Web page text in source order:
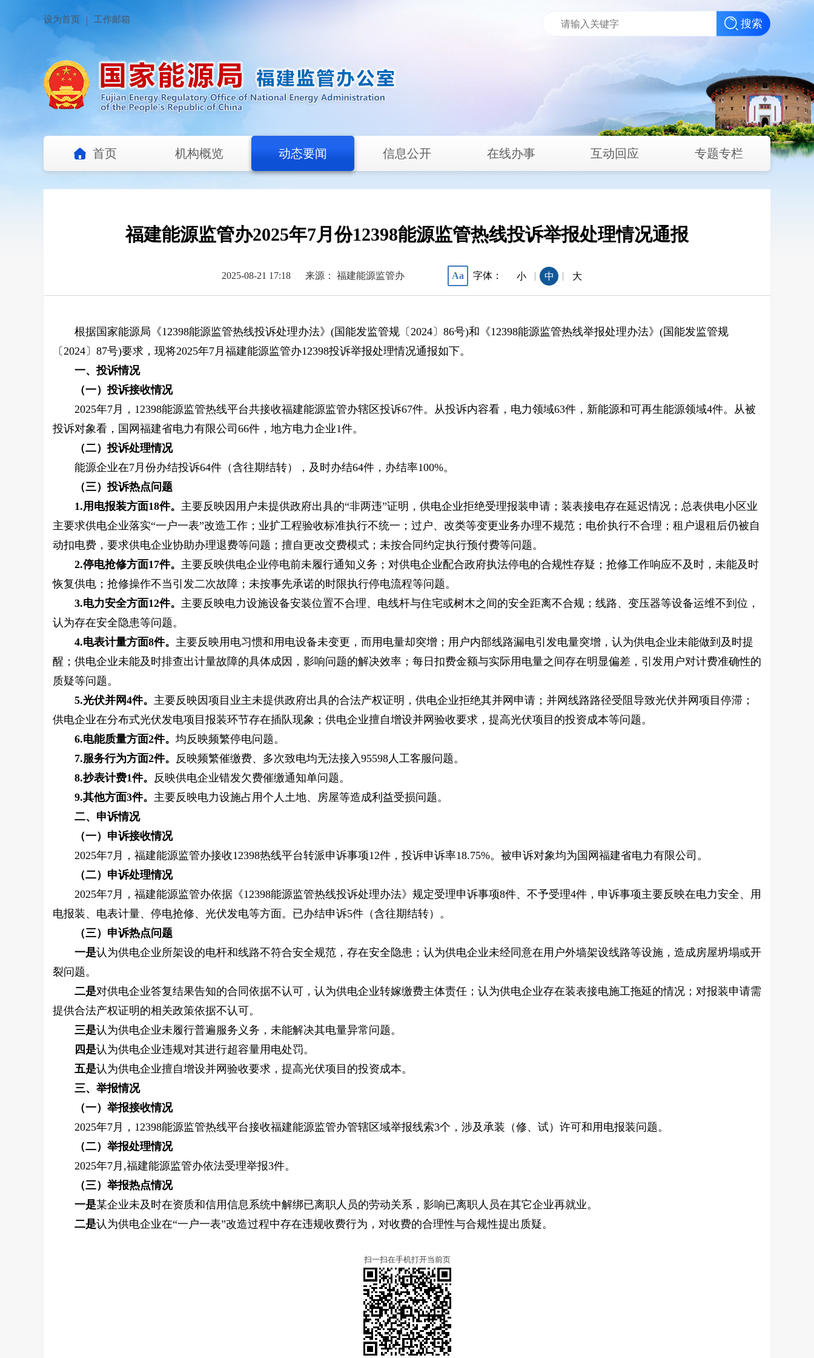
设为首页 工作邮箱 搜索
首页 机构概览 动态要闻 信息公开 在线办事 互动回应 专题专栏
福建能源监管办2025年7月份12398能源监管热线投诉举报处理情况通报
2025-08-21 17:18 来源： 福建能源监管办 Aa 字体： 小 | 中 | 大
根据国家能源局《12398能源监管热线投诉处理办法》(国能发监管规〔2024〕86号)和《12398能源监管热线举报处理办法》(国能发监管规
〔2024〕87号)要求，现将2025年7月 福建能源监管办12398投诉举报处理情况通报如下。
一、投诉情况
（一）投诉接收情况
2025年7月 ， 12398能源监管热线平台共接收福建能源监管办辖区投诉67件。从投诉内容看，电力领域63件，新能源和可再生能源领域4件。从被
投诉对象看，国网福建省电力有限公司 66件，地方电力企业1件。
（二）投诉处理情况
能源企业在7月份办结投诉64件（含往期结转），及时办结64件， 办结率100%。
（三）投诉热点问题
1.用电报装方面18件。 主要反映因用户未提供政府出具的“非两违”证明，供电企业拒绝受理报装申请；装表接电存在延迟情况；总表供电小区业
主要求供电企业落实“一户一表”改造工作；业扩工程验收标准执行不统一；过户、改类等变更业务办理不规范；电价执行不合理；租户退租后仍被自
动扣电费，要求供电企业协助办理退费等问题；擅自更改交费模式；未按合同约定执行预付费等问题。
2.停电抢修方面17件。 主要反映供电企业停电前未履行通知义务；对供电企业配合政府执法停电的合规性存疑；抢修工作响应不及时，未能及时
恢复供电；抢修操作不当引发二次故障；未按事先承诺的时限执行停电流程等问题。
3.电力安全方面12件。 主要反映电力设施设备安装位置不合理、电线杆与住宅或树木之间的安全距离不合规；线路、变压器等设备运维不到位，
认为存在安全隐患等问题。
4.电表计量方面8件。 主要反映用电习惯和用电设备未变更，而用电量却突增；用户内部线路漏电引发电量突增，认为供电企业未能做到及时提
醒；供电企业未能及时排查出计量故障的具体成因，影响问题的解决效率；每日扣费金额与实际用电量之间存在明显偏差，引发用户对计费准确性的
质疑等问题。
5.光伏并网4件。 主要反映因项目业主未提供政府出具的合法产权证明，供电企业拒绝其并网申请；并网线路路径受阻导致光伏并网项目停滞；
供电企业在分布式光伏发电项目报装环节存在插队现象；供电企业擅自增设并网验收要求，提高光伏项目的投资成本等问题。
6.电能质量方面2件。 均反映频繁停电问题。
7.服务行为方面2件。 反映频繁催缴费、多次致电均无法接入95598人工客服问题。
8.抄表计费1件。 反映供电企业错发欠费催缴通知单问题。
9.其他方面3件。 主要反映电力设施占用个人土地、房屋等造成利益受损问题。
二、申诉情况
（一）申诉接收情况
2025年7月 ， 福建能源监管办接收12398热线平台转派申诉事项12件， 投诉申诉率18.75%。 被申诉对象均为 国网福建省电力有限公司 。
（二）申诉处理情况
2025年7月， 福建能源监管办依据《12398能源监管热线投诉处理办法》规定受理申诉事项8件、不予受理4件，申诉事项主要反映在电力安全、用
电报装、电表计量、停电抢修、光伏发电等方面。 已办结申诉5件（含往期结转）。
（三） 申诉热点问题
一是认为供电企业所架设的电杆和线路不符合安全规范，存在安全隐患；认为供电企业未经同意在用户外墙架设线路等设施，造成房屋坍塌或开
裂问题。
二是对供电企业答复结果告知的合同依据不认可，认为供电企业转嫁缴费主体责任；认为供电企业存在装表接电施工拖延的情况；对报装申请需
提供合法产权证明的相关政策依据不认可。
三是认为供电企业未履行普遍服务义务，未能解决其电量异常问题。
四是认为供电企业违规对其进行超容量用电处罚。
五是认为供电企业擅自增设并网验收要求，提高光伏项目的投资成本。
三、举报情况
（一）举报接收情况
2025年7月，12398能源监管热线平台接收福建能源监管办管辖区域举报线索3个，涉及承装（修、试）许可和用电报装问题。
（二）举报处理情况
2025年7月 ,福建能源监管办依法受理举报3件。
（三）举报热点情况
一是某企业未及时在资质和信用信息系统中解绑已离职人员的劳动关系，影响已离职人员在其它企业再就业。
二是认为供电企业在“一户一表”改造过程中存在违规收费行为，对收费的合理性与合规性提出质疑。
扫一扫在手机打开当前页